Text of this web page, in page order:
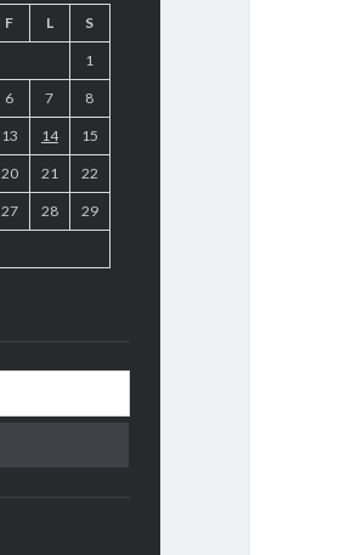
F L S
1
6 7 8
13 14 15
20 21 22
27 28 29